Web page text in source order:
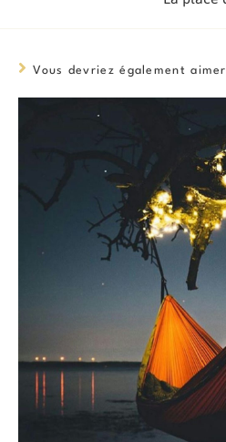
Vous devriez également aimer